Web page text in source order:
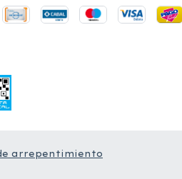
arrepentimiento